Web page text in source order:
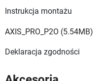
Instrukcja montażu
AXIS_PRO_P2O (5.54MB)
Deklaracja zgodności